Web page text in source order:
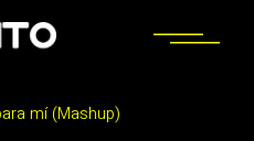
mí (Mashup)